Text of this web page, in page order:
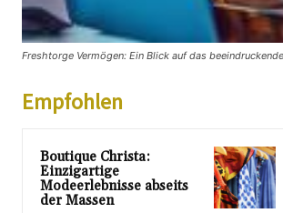
Freshtorge Vermögen: Ein Blick auf das
Empfohlen
Boutique Christa:
Einzigartige
Modeerlebnisse abseits
der Massen